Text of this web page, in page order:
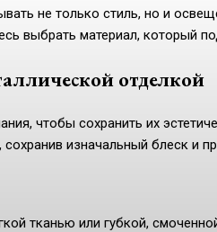
не только стиль, но и
выбрать материал, который
отделкой
чтобы сохранить их
изначальный блеск и
тканью или губкой,